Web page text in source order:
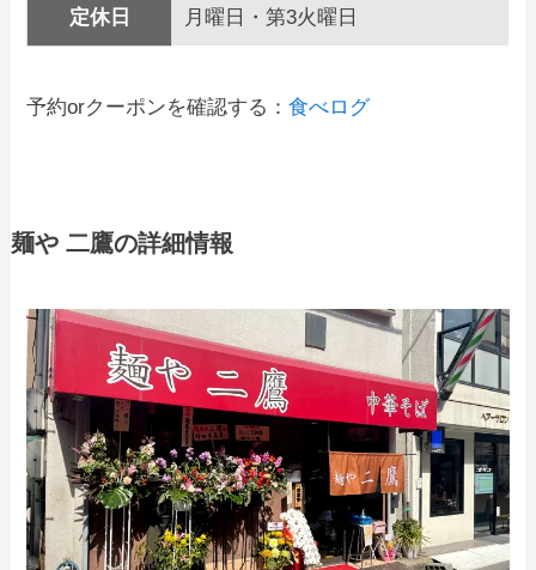
定休日 月曜日・第3火曜日
予約orクーポンを確認する：食べログ
麺や 二鷹の詳細情報